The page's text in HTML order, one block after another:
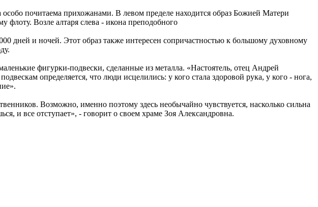
особо почитаема прихожанами. В левом пределе находится образ Божией Матери
Возле алтаря слева - икона преподобного
дней и ночей. Этот образ также интересен сопричастностью к большому духовному
фигурки-подвески, сделанные из металла. «Настоятель, отец Андрей
определяется, что люди исцелились: у кого стала здоровой рука, у кого - нога,
Возможно, именно поэтому здесь необычайно чувствуется, насколько сильна
и все отступает», - говорит о своем храме Зоя Александровна.